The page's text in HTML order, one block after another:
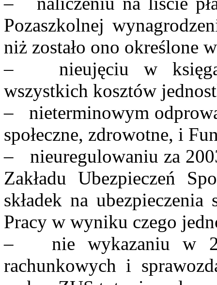
Pozaszkolnej
niż zostało ono określone
– nieujęciu w
wszystkich kosztów
– nieterminowym
społeczne, zdrowotne, i
– nieuregulowaniu za
Zakładu Ubezpieczeń
składek na
Pracy w wyniku czego
– nie wykazaniu w
rachunkowych i